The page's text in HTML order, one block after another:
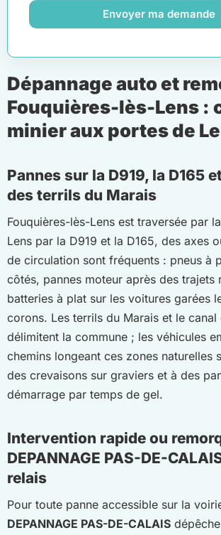
Envoyer ma demande
Dépannage auto et
Fouquières-lès-Lens :
minier aux portes de
Pannes sur la D919, la D165
des terrils du Marais
Fouquières-lès-Lens est traversée par
Lens par la D919 et la D165, des axes
de circulation sont fréquents : pneus à
côtés, pannes moteur après des trajets
batteries à plat sur les voitures garées
corons. Les terrils du Marais et le canal
délimitent la commune ; les véhicules
chemins longeant ces zones naturelles
des crevaisons sur graviers et à des
démarrage par temps de gel.
Intervention rapide ou
DEPANNAGE PAS-DE-
relais
Pour toute panne accessible sur la
DEPANNAGE PAS-DE-CALAIS